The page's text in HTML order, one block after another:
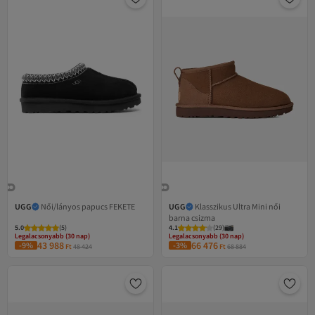
UGG Női/lányos papucs FEKETE
5.0 (5)
Legalacsonyabb (30 nap)
Ingyenes szállítás
Legalacsonyabb (30 nap)
-9% 43 988 Ft48 424
UGG
Klasszikus Ultra Mini női
barna csizma
4.1 (29)
Legalacsonyabb (30 nap)
Ingyenes szállítás
Legalacsonyabb (30 nap)
-3% 66 476 Ft68 884